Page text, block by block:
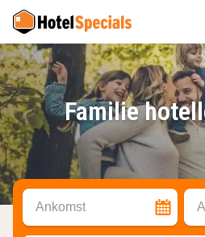
Familie
Ankomst